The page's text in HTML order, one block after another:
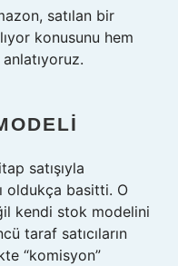
satılan bir
konusunu hem
satışıyla
oldukça basitti. O
kendi stok modelini
taraf satıcıların
“komisyon”